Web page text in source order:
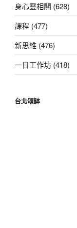
身心靈相關 (628)
課程 (477)
新思維 (476)
一日工作坊 (418)
台北頌缽